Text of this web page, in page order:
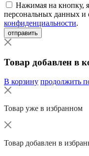
Нажимая на кнопку,
персональных данных и
конфиденциальности.
отправить
Товар добавлен в
В корзину продолжить
Товар уже в избранном
Товар добавлен в